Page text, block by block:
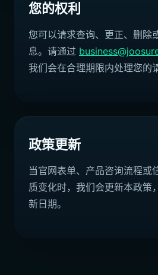
您的权利
您可以请求查询、更正、删除
息。请通过
我们会在合理期限内处理您的
政策更新
当官网表单、产品咨询流程或
质变化时，我们会更新本政策
新日期。